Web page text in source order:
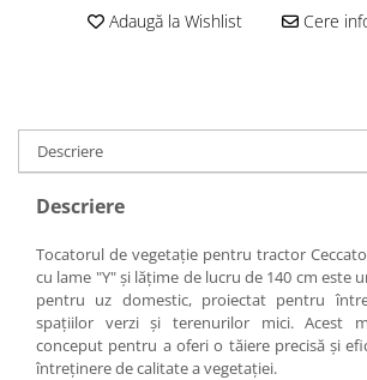
Adaugă la Wishlist Cere
Descriere
Descriere
Tocatorul de vegetație pentru tractor
cu lame "Y" și lățime de lucru de 140 cm este
pentru uz domestic, proiectat pentru
spațiilor verzi și terenurilor mici. Acest
conceput pentru a oferi o tăiere precisă și
întreținere de calitate a vegetației.